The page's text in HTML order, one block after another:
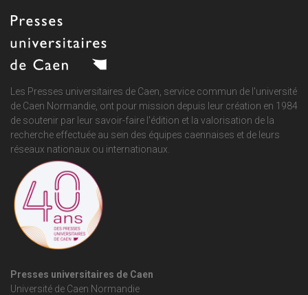
Les Presses universitaires de Caen, service commun de l'université
de Caen Normandie , ont pour mission depuis leur création en 1984
de soutenir par leur savoir-faire l'édition et la valorisation de la
recherche effectuée au sein des équipes caennaises et de leurs
réseaux nationaux ou internationaux.
Presses universitaires de Caen
Université de Caen Normandie